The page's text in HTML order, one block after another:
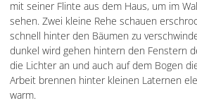
mit seiner Flinte aus dem Haus, um im
sehen. Zwei kleine Rehe schauen
schnell hinter den Bäumen zu
dunkel wird gehen hintern den Fenstern
die Lichter an und auch auf dem Bogen
Arbeit brennen hinter kleinen Laternen
warm.